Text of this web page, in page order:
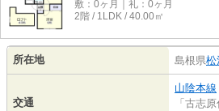
敷：0ヶ月｜礼：0ヶ月
2階 / 1LDK / 40.00㎡
所在地 島根県松
交通
山陰本線
「古志